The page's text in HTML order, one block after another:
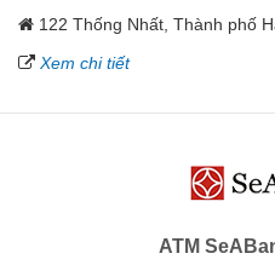
122 Thống Nhất, Thành phố
Xem chi tiết
ATM